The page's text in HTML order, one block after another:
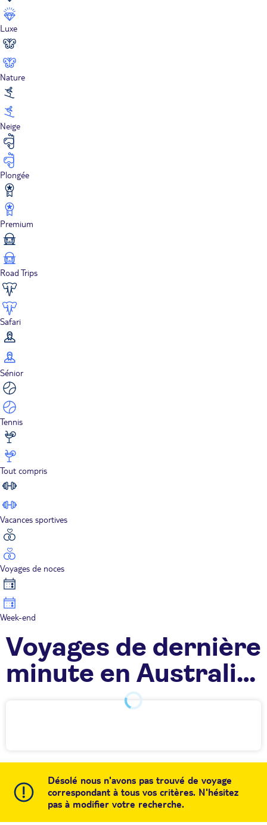
Luxe
Nature
Neige
Plongée
Premium
Road Trips
Safari
Sénior
Tennis
Tout compris
Vacances sportives
Voyages de noces
Week-end
Voyages de dernière
minute en Australie
Désolé nous n'avons pas trouvé de voyage
correspondant à tous vos critères. N'hésitez
pas à modifier votre recherche.